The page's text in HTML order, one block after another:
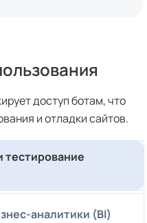
доступ ботам, что
и отладки сайтов.
тестирование
аналитики (BI)